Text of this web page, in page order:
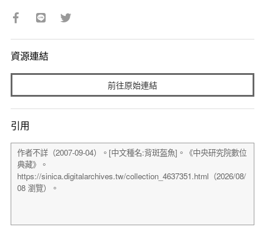
資源連結
前往原始連結
引用